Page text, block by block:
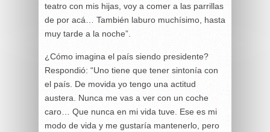
teatro con mis hijas, voy a comer a las parrillas
de por acá… También laburo muchísimo, hasta
muy tarde a la noche”.
¿Cómo imagina el país siendo presidente?
Respondió: “Uno tiene que tener sintonía con
el país. De movida yo tengo una actitud
austera. Nunca me vas a ver con un coche
caro… Que nunca en mi vida tuve. Ese es mi
modo de vida y me gustaría mantenerlo, pero